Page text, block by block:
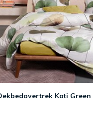
Kati Green